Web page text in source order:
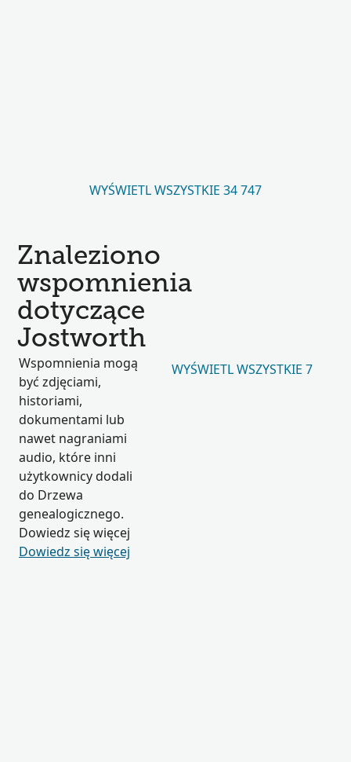
WYŚWIETL WSZYSTKIE 34 747
Znaleziono
wspomnienia
dotyczące
Jostworth
Wspomnienia mogą
być zdjęciami,
historiami,
dokumentami lub
nawet nagraniami
audio, które inni
użytkownicy dodali
do Drzewa
genealogicznego.
Dowiedz się więcej
Dowiedz się więcej
WYŚWIETL WSZYSTKIE 7